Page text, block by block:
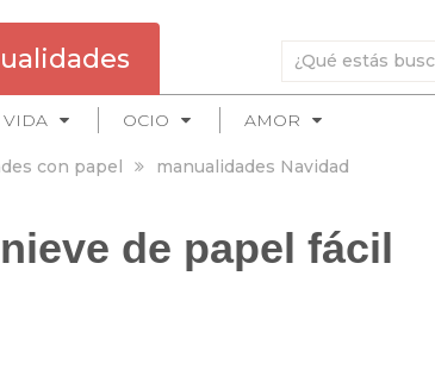
VIDA OCIO AMOR
con papel manualidades Navidad
de papel fácil